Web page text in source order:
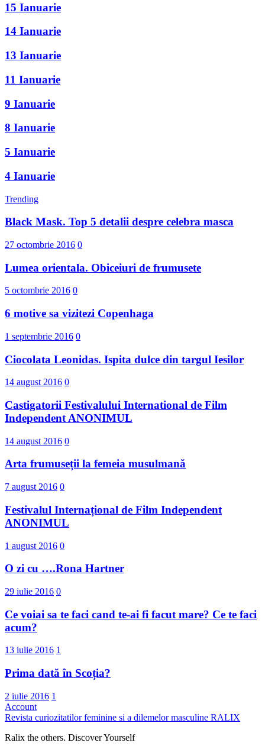
15 Ianuarie
14 Ianuarie
13 Ianuarie
11 Ianuarie
9 Ianuarie
8 Ianuarie
5 Ianuarie
4 Ianuarie
Trending
Black Mask. Top 5 detalii despre celebra masca
27 octombrie 2016 0
Lumea orientala. Obiceiuri de frumusete
5 octombrie 2016 0
6 motive sa vizitezi Copenhaga
1 septembrie 2016 0
Ciocolata Leonidas. Ispita dulce din targul Iesilor
14 august 2016 0
Castigatorii Festivalului International d​e Film
Independent ANONIMUL
14 august 2016 0
Arta frumuseții la femeia musulmană
7 august 2016 0
Festivalul Internațional de Film Independent
ANONIMUL
1 august 2016 0
O zi cu ….Rona Hartner
29 iulie 2016 0
Ce voiai sa te faci cand te-ai fi facut mare? Ce te faci
acum?
13 iulie 2016 1
Prima dată în Scoția?
2 iulie 2016 1
Account
Revista curiozitatilor feminine si a dilemelor masculine RALIX
Ralix the others. Discover Yourself